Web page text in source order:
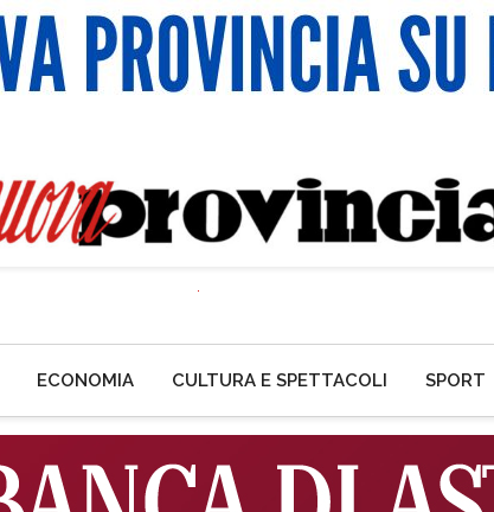
ECONOMIA CULTURA E SPETTACOLI SPORT